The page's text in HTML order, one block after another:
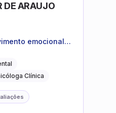
DE ARAUJO
emocional
Clínica